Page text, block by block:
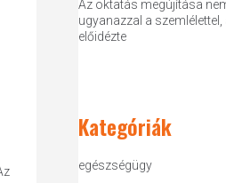
Az oktatás megújítása
ugyanazzal a
előidézte
Kategóriák
egészségügy